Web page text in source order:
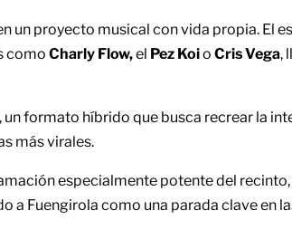
un proyecto musical con vida propia. El
como Charly Flow,el Pez Koio Cris Vega,
formato híbrido que busca recrear la
más virales.
especialmente potente del
a Fuengirola como una parada clave en